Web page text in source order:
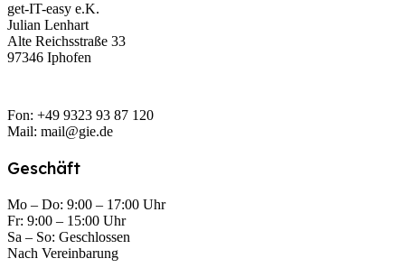
get-IT-easy e.K.
Julian Lenhart
Alte Reichsstraße 33
97346 Iphofen
Fon: +49 9323 93 87 120
Mail: mail@gie.de
Geschäft
Mo – Do: 9:00 – 17:00 Uhr
Fr: 9:00 – 15:00 Uhr
Sa – So: Geschlossen
Nach Vereinbarung